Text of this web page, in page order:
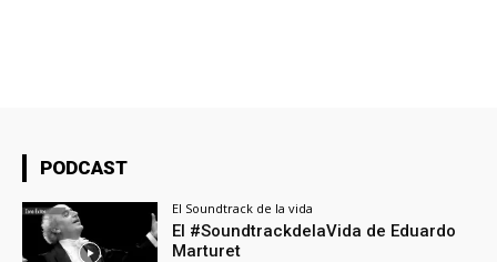
PODCAST
El Soundtrack de la vida
El #SoundtrackdelaVida de Eduardo
Marturet